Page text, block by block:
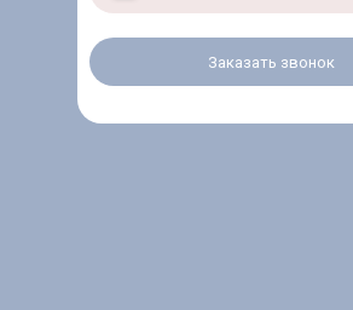
Заказать звонок